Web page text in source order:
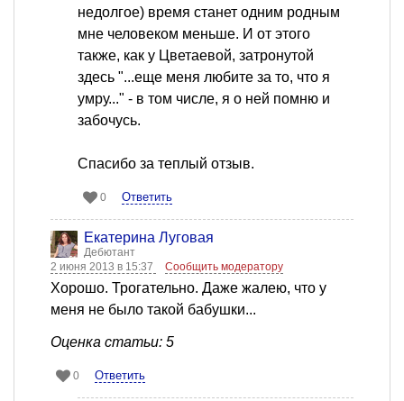
недолгое) время станет одним родным
мне человеком меньше. И от этого
также, как у Цветаевой, затронутой
здесь "...еще меня любите за то, что я
умру..." - в том числе, я о ней помню и
забочусь.
Спасибо за теплый отзыв.
0 Ответить
Екатерина Луговая
Дебютант
2 июня 2013 в 15:37
Сообщить модератору
Хорошо. Трогательно. Даже жалею, что у
меня не было такой бабушки...
Оценка статьи: 5
0 Ответить